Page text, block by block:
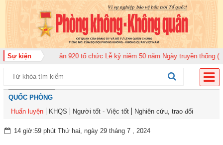
Sự kiện
Không quân 920 tổ chức Lễ kỷ niệm 50 năm Ngày truyền thống (12-11-
QUỐC PHÒNG
Huấn luyện
KHQS Người tốt - Việc tốt Nghiên cứu, trao đổi
14 giờ:59 phút Thứ hai, ngày 29 tháng 7 , 2024